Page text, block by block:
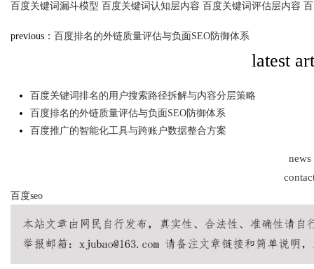
ar
百度关键词漏斗模型 百度关键词认知层内容 百度关键词评估层内容
previous： 百度排名的外链质量评估与负面SEO防御体系
latest
百度关键词排名的用户搜索路径拆解与内容分层策略
百度排名的外链质量评估与负面SEO防御体系
百度推广的智能化工具与跨账户数据整合方案
news
百度seo